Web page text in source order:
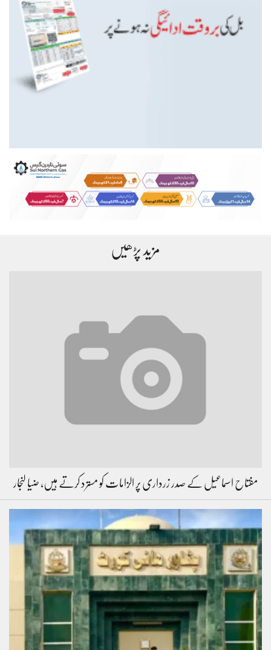
مزید پڑھیں
مفتاح اسماعیل کے صدر زرداری پر الزامات کو مسترد کرتے ہیں، ضیا لنجار